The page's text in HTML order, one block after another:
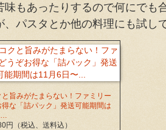
味もあったりするので何にでも
、パスタとか他の料理にも試し
旨みがたまらない！ファミリー
な「詰パック」発送可能期間は
円（税込、送料込）